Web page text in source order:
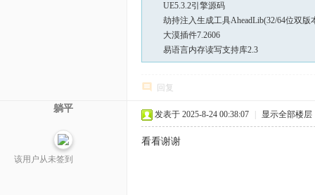
UE5.3.2引擎源码
劫持注入生成工具AheadLib(32/64位双版
大漠插件7.2606
易语言内存读写支持库2.3
回复
躺平
该用户从未签到
发表于 2025-8-24 00:38:07 显示全部楼层
看看谢谢